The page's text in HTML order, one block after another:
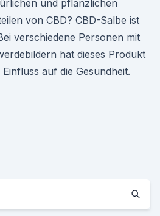
und pflanzlichen
von CBD? CBD-Salbe ist
verschiedene Personen mit
hat dieses Produkt
auf die Gesundheit.